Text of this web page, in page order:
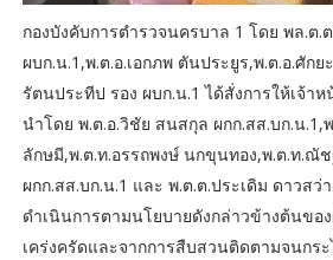
กองบังคับการตำรวจนครบาล 1 โดย พล.ต
ผบก.น.1,พ.ต.อ.เอกภพ ตันประยูร,พ.ต.อ.ศัก
รัตนประทีป รอง ผบก.น.1 ได้สั่งการให้เจ้า
นำโดย พ.ต.อ.วิชัย สนสกุล ผกก.สส.บก.น.1,
ลักษมี,พ.ต.ท.อรรถพงษ์ นกขุนทอง,พ.ต.ท.ณั
ผกก.สส.บก.น.1 และ พ.ต.ต.ประเดิม ดาวสว่
ดำเนินการตามนโยบายดังกล่าวข้างต้นขอ
เคร่งครัดและจากการสืบสวนติดตามจนกร